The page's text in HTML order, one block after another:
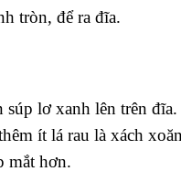
tròn, để ra đĩa.
súp lơ xanh lên trên
ít lá rau là xách
mắt hơn.